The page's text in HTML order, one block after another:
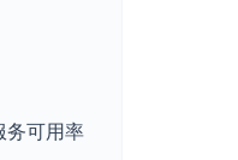
务可用率